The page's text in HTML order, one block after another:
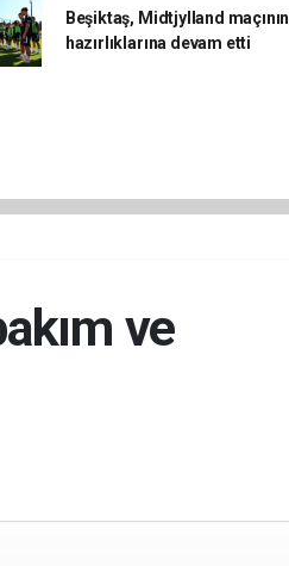
Beşiktaş, Midtjylland maçının
hazırlıklarına devam etti
ve